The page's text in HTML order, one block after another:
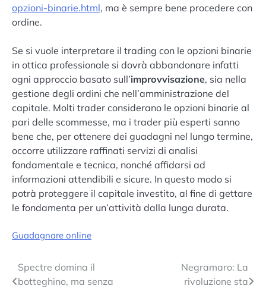
opzioni-binarie.html, ma è sempre bene procedere con
ordine.
Se si vuole interpretare il trading con le opzioni binarie
in ottica professionale si dovrà abbandonare infatti
ogni approccio basato sull’improvvisazione, sia nella
gestione degli ordini che nell’amministrazione del
capitale. Molti trader considerano le opzioni binarie al
pari delle scommesse, ma i trader più esperti sanno
bene che, per ottenere dei guadagni nel lungo termine,
occorre utilizzare raffinati servizi di analisi
fondamentale e tecnica, nonché affidarsi ad
informazioni attendibili e sicure. In questo modo si
potrà proteggere il capitale investito, al fine di gettare
le fondamenta per un’attività dalla lunga durata.
Guadagnare online
Navigazione
Spectre domina il
botteghino, ma senza
Negramaro: La
rivoluzione sta